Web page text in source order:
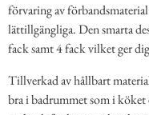
förvaring av
lättillgängliga. Den smarta
fack samt 4 fack vilket ger
Tillverkad av hållbart
bra i badrummet som i